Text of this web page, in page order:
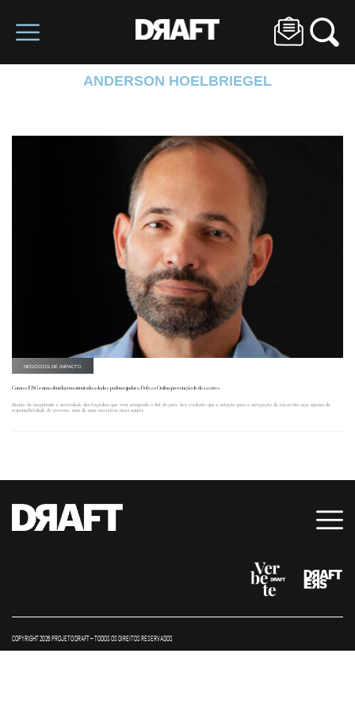
ANDERSON HOELBRIEGEL
NEGÓCIOS DE IMPACTO
Como o ESG e uma abordagem orientada a dados podem ajudar a Defesa Civil na prevenção de desastres
Diante da magnitude e severidade das tragédias que vem atingindo o Sul do país, fica evidente que a solução para a mitigação de riscos não seja apenas de
responsabilidade do governo, mas de uma iniciativa mais ampla.
COPYRIGHT 2026 PROJETO DRAFT – TODOS OS DIREITOS RESERVADOS